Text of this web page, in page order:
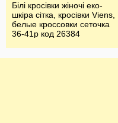
Білі кросівки жіночі еко-
шкіра сітка, кросівки Viens,
белые кроссовки сеточка
36-41р код 26384